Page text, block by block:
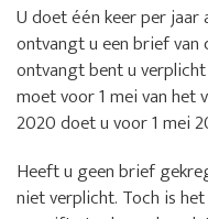
U doet één keer per
ontvangt u een brief
ontvangt bent u
moet voor 1 mei van het
2020 doet u voor 1 mei
Heeft u geen brief
niet verplicht. Toch is